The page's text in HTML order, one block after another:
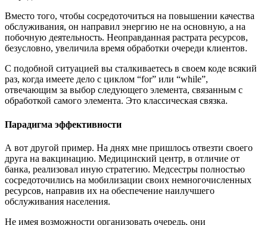
Вместо того, чтобы сосредоточиться на повышении качества
обслуживания, он направил энергию не на основную, а на
побочную деятельность. Неоправданная растрата ресурсов,
безусловно, увеличила время обработки очереди клиентов.
С подобной ситуацией вы сталкиваетесь в своем коде всякий
раз, когда имеете дело с циклом “for” или “while”,
отвечающим за выбор следующего элемента, связанным с
обработкой самого элемента. Это классическая связка.
Парадигма эффективности
А вот другой пример. На днях мне пришлось отвезти своего
друга на вакцинацию. Медицинский центр, в отличие от
банка, реализовал иную стратегию. Медсестры полностью
сосредоточились на мобилизации своих немногочисленных
ресурсов, направив их на обеспечение наилучшего
обслуживания населения.
Не имея возможности организовать очередь, они